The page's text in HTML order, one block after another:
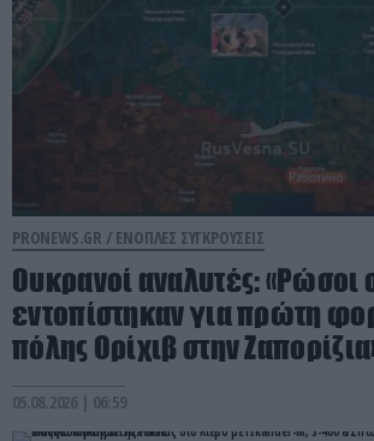
PRONEWS.GR / ΕΝΟΠΛΕΣ ΣΥΓΚΡΟΥΣΕΙΣ
Ουκρανοί αναλυτές: «Ρώσοι
εντοπίστηκαν για πρώτη
πόλης Ορίχιβ στην
05.08.2026 | 06:59